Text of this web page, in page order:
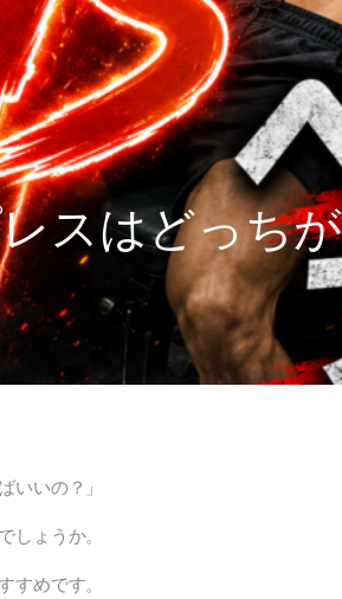
スはどっち
いいの？」
ょうか。
めです。